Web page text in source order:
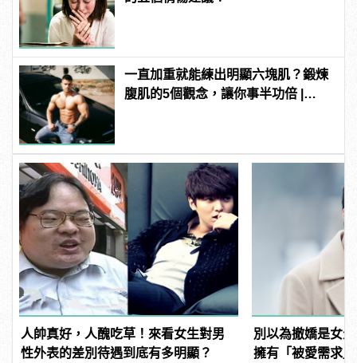
一直加重就能練出明顯六塊肌？鍛煉
腹肌的5個觀念，讓你事半功倍 |
人帥真好，人醜吃草！來看女生對男
性外表的差別待遇到底有多明顯？
別以為撤嬌是女
擁有「被愛需求」